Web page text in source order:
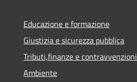
Educazione e formazione
Giustizia e sicurezza pubblica
Tributi,finanze e contravvenzioni
Ambiente